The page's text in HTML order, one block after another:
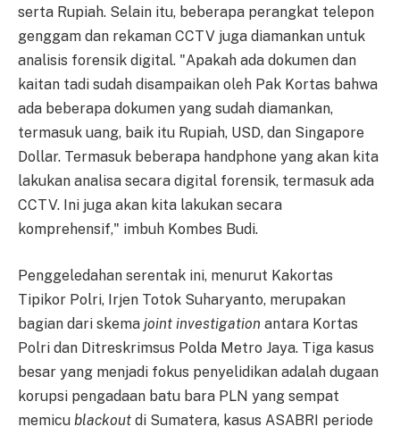
serta Rupiah. Selain itu, beberapa perangkat telepon
genggam dan rekaman CCTV juga diamankan untuk
analisis forensik digital. "Apakah ada dokumen dan
kaitan tadi sudah disampaikan oleh Pak Kortas bahwa
ada beberapa dokumen yang sudah diamankan,
termasuk uang, baik itu Rupiah, USD, dan Singapore
Dollar. Termasuk beberapa handphone yang akan kita
lakukan analisa secara digital forensik, termasuk ada
CCTV. Ini juga akan kita lakukan secara
komprehensif," imbuh Kombes Budi.
Penggeledahan serentak ini, menurut Kakortas
Tipikor Polri, Irjen Totok Suharyanto, merupakan
bagian dari skema joint investigation antara Kortas
Polri dan Ditreskrimsus Polda Metro Jaya. Tiga kasus
besar yang menjadi fokus penyelidikan adalah dugaan
korupsi pengadaan batu bara PLN yang sempat
memicu blackout di Sumatera, kasus ASABRI periode